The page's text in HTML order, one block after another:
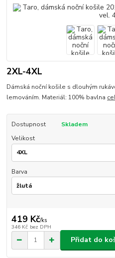
2XL-4XL
Dámská noční košile s dlouhým
lemováním. Materiál: 100% bavlna
Dostupnost
Skladem
Velikost
Barva
419 Kč/ks
346 Kč bez DPH
Přidat do